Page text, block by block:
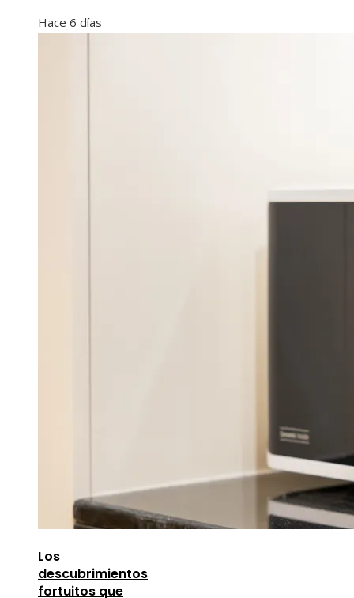
Hace 6 días
Los
descubrimientos
fortuitos que